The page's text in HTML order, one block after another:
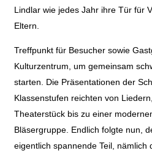
Lindlar wie jedes Jahr ihre Tür für
Eltern.
Treffpunkt für Besucher sowie
Kulturzentrum, um gemeinsam
starten. Die Präsentationen der
Klassenstufen reichten von
Theaterstück bis zu einer
Bläsergruppe. Endlich folgte nun,
eigentlich spannende Teil, nämlich